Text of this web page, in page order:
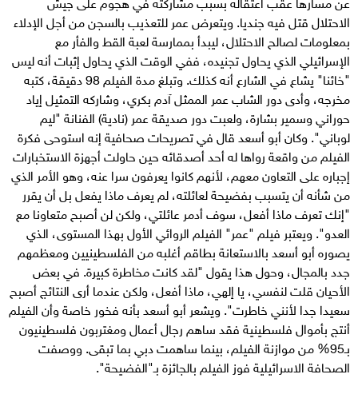
الاحتلال قتل فيه جنديا. ويتعرض عمر للتعذيب بالسجن من أجل الإدلاء
بمعلومات لصالح الاحتلال، ليبدأ بممارسة لعبة القط والفأر مع
الإسرائيلي الذي يحاول تجنيده، ففي الوقت الذي يحاول إثبات أنه ليس
"خائنا" يشاع في الشارع أنه كذلك. وتبلغ مدة الفيلم 98 دقيقة، كتبه
مخرجه، وأدى دور الشاب عمر الممثل آدم بكري، وشاركه التمثيل إياد
حوراني وسمير بشارة، ولعبت دور صديقة عمر (نادية) الفنانة "ليم
لوباني". وكان أبو أسعد قال في تصريحات صحافية إنه استوحى فكرة
الفيلم من واقعة رواها له أحد أصدقائه حين حاولت أجهزة الاستخبارات
إجباره على التعاون معهم، لأنهم كانوا يعرفون سرا عنه، وهو الأمر الذي
من شأنه أن يتسبب بفضيحة لعائلته، لم يعرف ماذا يفعل بل أن يقرر
"إنك تعرف ماذا أفعل، سوف أدمر عائلتي، ولكن لن أصبح متعاونا مع
العدو". ويعتبر فيلم "عمر" الفيلم الروائي الأول بهذا المستوى، الذي
يصوره أبو أسعد بالاستعانة بطاقم أغلبه من الفلسطينيين ومعظمهم
جدد بالمجال، وحول هذا يقول "لقد كانت مخاطرة كبيرة. في بعض
الأحيان قلت لنفسي، يا إلهي، ماذا أفعل، ولكن عندما أرى النتائج أصبح
سعيدا جدا لأنني خاطرت". ويشعر أبو أسعد بأنه فخور خاصة وأن الفيلم
أنتج بأموال فلسطينية فقد ساهم رجال أعمال ومغتربون فلسطينيون
بـ95% من موازنة الفيلم، بينما ساهمت دبي بما تبقى. ووصفت
الصحافة الاسرائيلية فوز الفيلم بالجائزة بـ"الفضيحة".